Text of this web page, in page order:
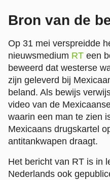
Bron van de
Op 31 mei verspreidde
nieuwsmedium RT een
beweerd dat westerse
zijn geleverd bij
beland. Als bewijs
video van de
waarin een man te zien
Mexicaans drugskartel
antitankwapen draagt.
Het bericht van RT is in
Nederlands ook